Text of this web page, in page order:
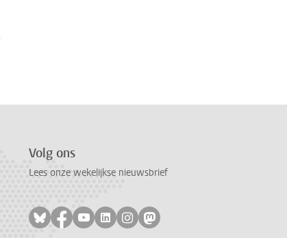
Volg ons
Lees onze wekelijkse nieuwsbrief
Volg ons op bluesky
Volg ons op facebook
Volg ons op youtube
Volg ons op linkedin
Volg ons op instagram
Volg ons op mastodon